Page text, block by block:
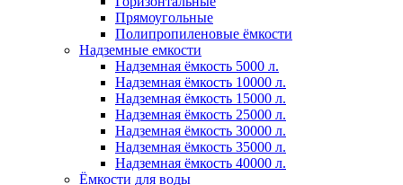
Прямоугольные
Полипропиленовые ёмкости
Надземные емкости
Надземная ёмкость 5000 л.
Надземная ёмкость 10000 л.
Надземная ёмкость 15000 л.
Надземная ёмкость 25000 л.
Надземная ёмкость 30000 л.
Надземная ёмкость 35000 л.
Надземная ёмкость 40000 л.
Ёмкости для воды